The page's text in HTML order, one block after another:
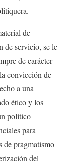
de
de servicio, se le
de carácter
convicción de
a una
ético y los
político
para
de pragmatismo
del